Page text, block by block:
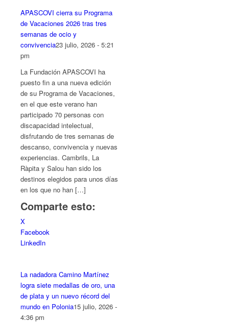
APASCOVI cierra su Programa
de Vacaciones 2026 tras tres
semanas de ocio y
convivencia23 julio, 2026 - 5:21
pm
La Fundación APASCOVI ha
puesto fin a una nueva edición
de su Programa de Vacaciones,
en el que este verano han
participado 70 personas con
discapacidad intelectual,
disfrutando de tres semanas de
descanso, convivencia y nuevas
experiencias. Cambrils, La
Ràpita y Salou han sido los
destinos elegidos para unos días
en los que no han […]
Comparte esto:
X
Facebook
LinkedIn
La nadadora Camino Martínez
logra siete medallas de oro, una
de plata y un nuevo récord del
mundo en Polonia15 julio, 2026 -
4:36 pm